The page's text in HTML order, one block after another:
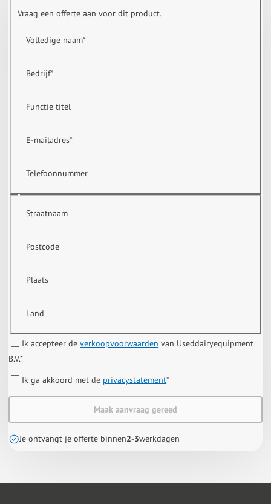
Vraag een offerte aan voor dit product.
Volledige naam*
Bedrijf*
Functie titel
E-mailadres*
Telefoonnummer
Straatnaam
Postcode
Plaats
Land
Ik accepteer deverkoopvoorwaarden van Useddairyequipment
B.V.*
Ik ga akkoord met de privacystatement*
Maak aanvraag gereed
Je ontvangt je offerte binnen2-3werkdagen